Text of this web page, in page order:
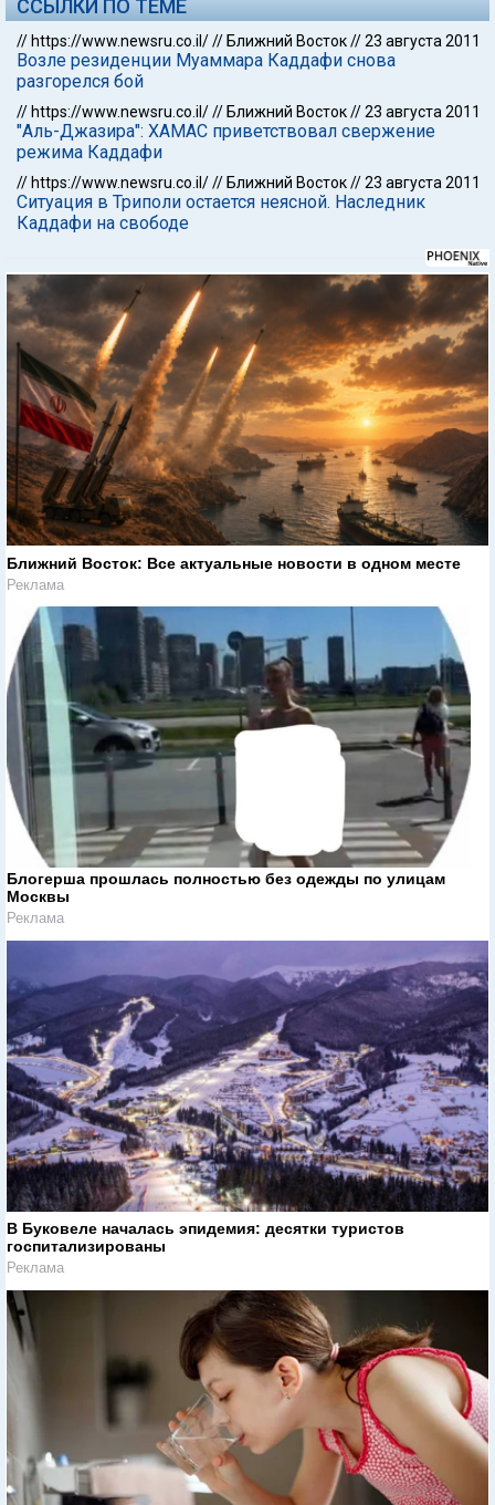
ССЫЛКИ ПО ТЕМЕ
// https://www.newsru.co.il/// Ближний Восток//23 августа 2011
Возле резиденции Муаммара Каддафи снова
разгорелся бой
// https://www.newsru.co.il/// Ближний Восток//23 августа 2011
"Аль-Джазира": ХАМАС приветствовал свержение
режима Каддафи
// https://www.newsru.co.il/// Ближний Восток//23 августа 2011
Ситуация в Триполи остается неясной. Наследник
Каддафи на свободе
Ближний Восток: Все актуальные новости в одном месте
Реклама
Блогерша прошлась полностью без одежды по улицам
Москвы
Реклама
В Буковеле началась эпидемия: десятки туристов
госпитализированы
Реклама